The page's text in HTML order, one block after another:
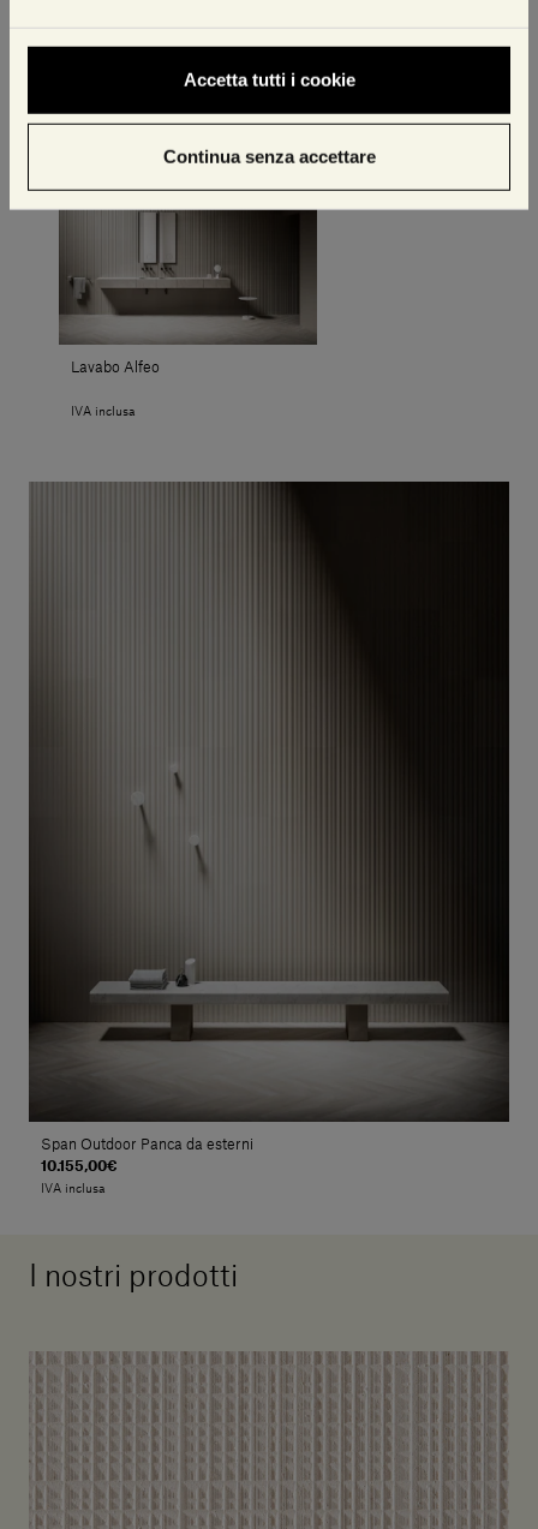
Accetta tutti i cookie
Continua senza accettare
IVA inclusa
Lavabo Alfeo
IVA inclusa
Span Outdoor Panca da esterni
10.155,00€
IVA inclusa
I nostri prodotti